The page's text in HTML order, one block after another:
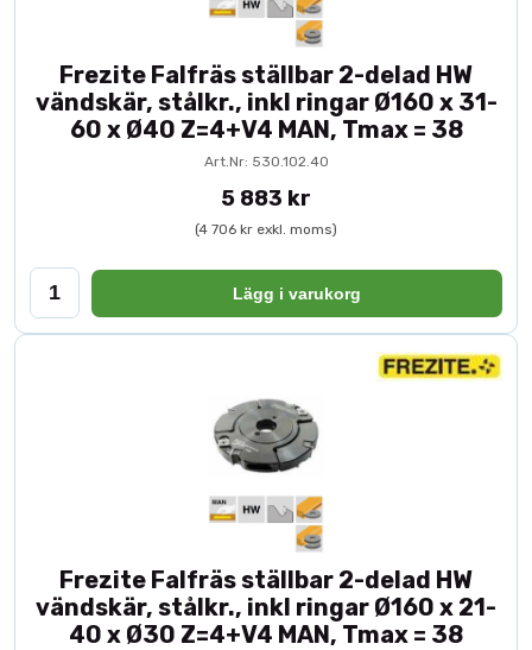
Frezite Falfräs ställbar 2-delad HW
vändskär, stålkr., inkl ringar Ø160 x 31-
60 x Ø40 Z=4+V4 MAN, Tmax = 38
Art.Nr: 530.102.40
5 883 kr
(4 706 kr exkl. moms)
Lägg i varukorg
Frezite Falfräs ställbar 2-delad HW
vändskär, stålkr., inkl ringar Ø160 x 21-
40 x Ø30 Z=4+V4 MAN, Tmax = 38